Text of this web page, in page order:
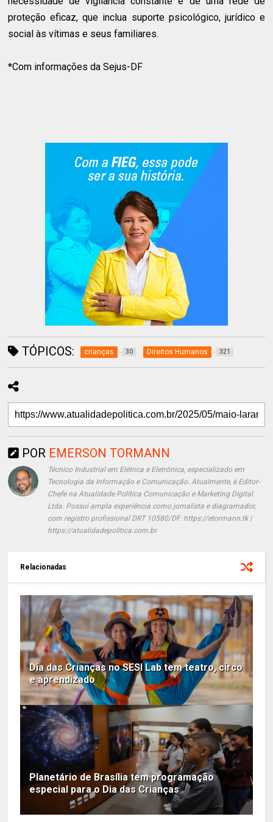
proteção eficaz, que inclua suporte psicológico, jurídico e
social às vítimas e seus familiares.
*Com informações da Sejus-DF
TÓPICOS: crianças 30 Direitos Humanos 321
POR EMERSON TORMANN
Técnico Industrial em Elétrica e Eletrônica, especializado em
Tecnologia da Informação e Comunicação. Atualmente, é Editor-
Chefe na Atualidade Política Comunicação e Marketing Digital
Ltda. Possui ampla experiência como jornalista e diagramador,
com registro profissional DRT 10580/DF. https://etormann.tk |
https://atualidadepolitica.com.br
Relacionadas
Dia das Crianças no SESI Lab tem teatro, circo
e aprendizado
Planetário de Brasília tem programação
especial para o Dia das Crianças